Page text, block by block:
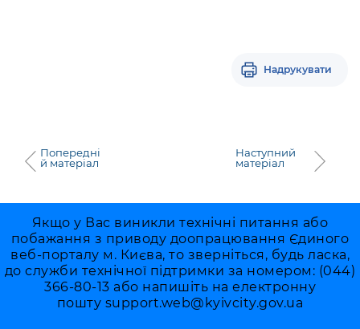
Надрукувати
Попередні
й матеріал
Наступний
матеріал
Якщо у Вас виникли технічні питання або
побажання з приводу доопрацювання Єдиного
веб-порталу м. Києва, то зверніться, будь ласка,
до служби технічної підтримки за номером: (044)
366-80-13 або напишіть на електронну
пошту support.web@kyivcity.gov.ua